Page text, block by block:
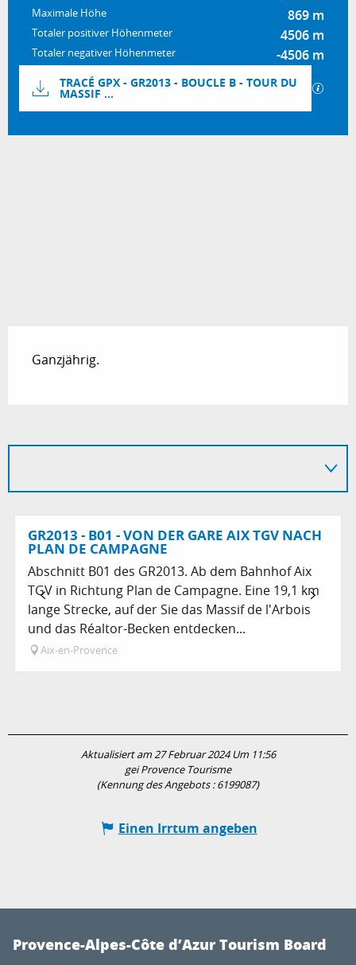
Maximale Höhe 869 m
Totaler positiver Höhenmeter 4506 m
Totaler negativer Höhenmeter -4506 m
Dokumentation
TRACÉ GPX - GR2013 - BOUCLE B - TOUR DU
MASSIF ... Mit
Ganzjährig.
GR2013 - B01 - VON DER GARE AIX TGV NACH
PLAN DE CAMPAGNE
Abschnitt B01 des GR2013. Ab dem Bahnhof Aix
TGV in Richtung Plan de Campagne. Eine 19,1 km
lange Strecke, auf der Sie das Massif de l'Arbois
und das Réaltor-Becken entdecken...
Aix-en-Provence
Aktualisiert am 27 Februar 2024 Um 11:56
gei Provence Tourisme
(Kennung des Angebots :6199087)
Einen Irrtum angeben
Provence-Alpes-Côte d’Azur Tourism Board